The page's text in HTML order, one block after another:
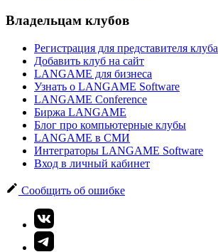
Владельцам клубов
Регистрация для представителя клуба
Добавить клуб на сайт
LANGAME для бизнеса
Узнать о LANGAME Software
LANGAME Conference
Биржа LANGAME
Блог про компьютерные клубы
LANGAME в СМИ
Интеграторы LANGAME Software
Вход в личный кабинет
Сообщить об ошибке